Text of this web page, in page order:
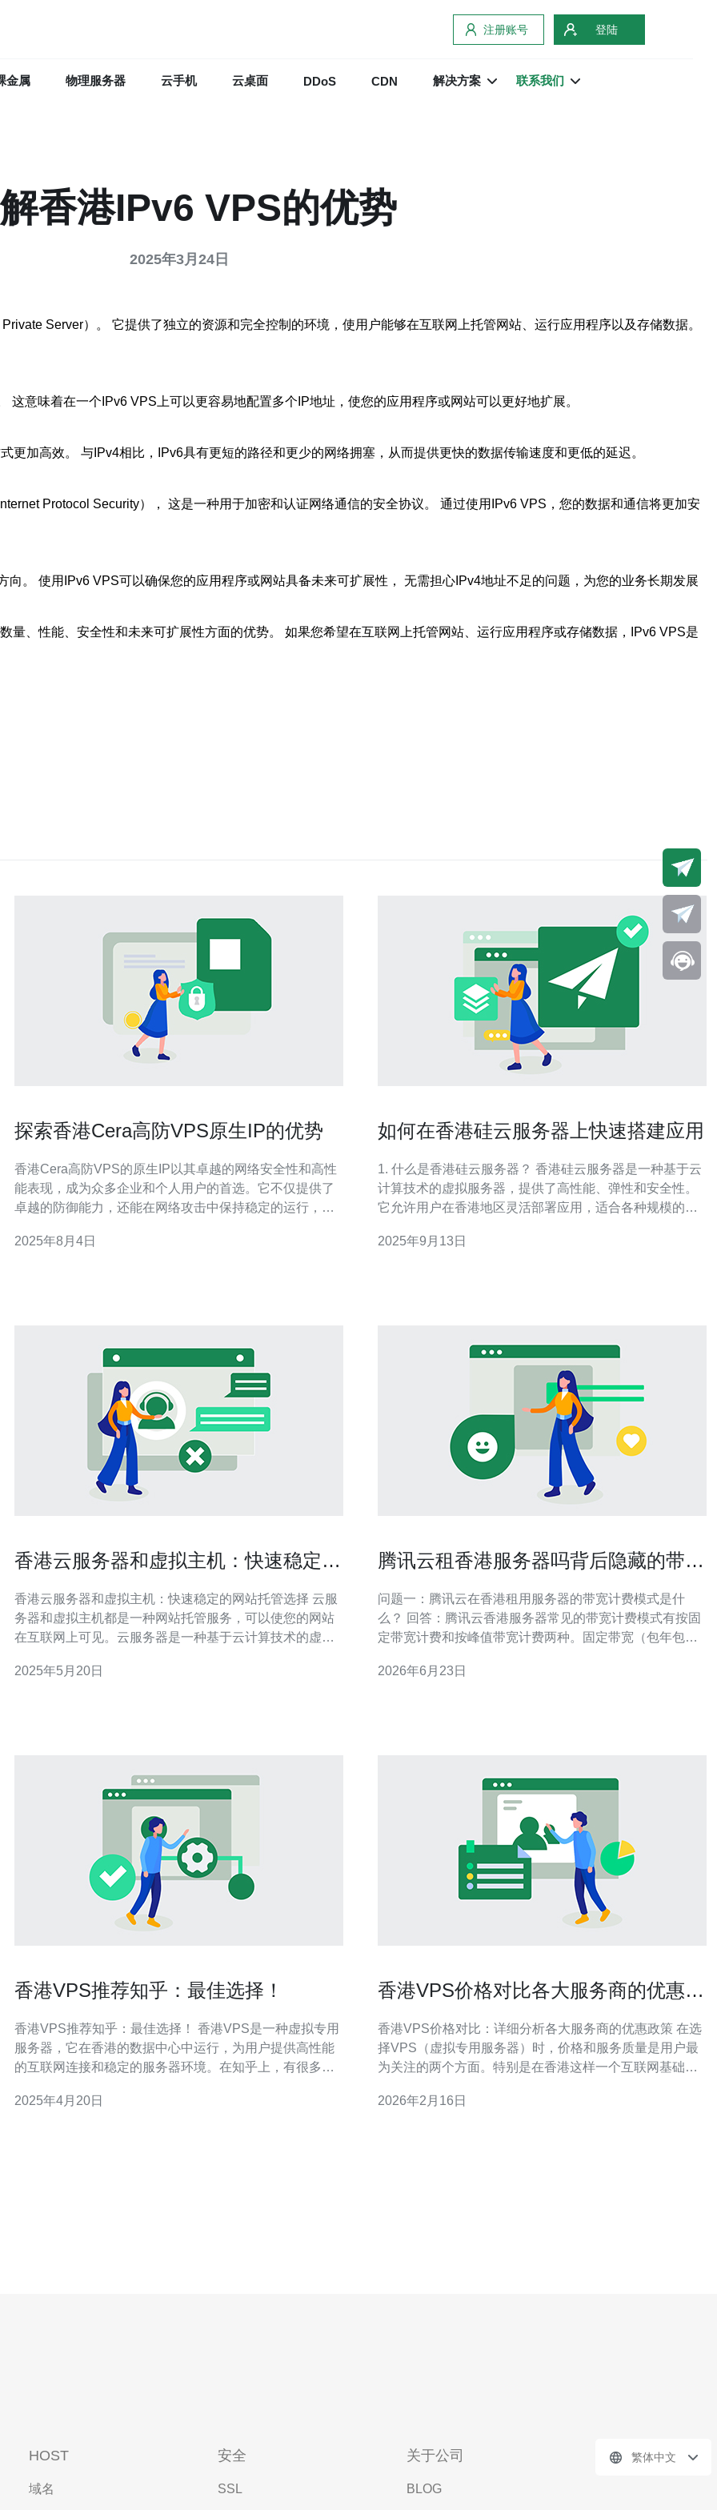
注册账号 登陆
金属 物理服务器 云手机 云桌面 DDoS CDN 解决方案 联系我们
香港IPv6 VPS的优势
2025年3月24日
Server）。 它提供了独立的资源和完全控制的环境，使用户能够在互联网上托管网站、运行应用程序以及存储数据。
意味着在一个IPv6 VPS上可以更容易地配置多个IP地址，使您的应用程序或网站可以更好地扩展。
更加高效。 与IPv4相比，IPv6具有更短的路径和更少的网络拥塞，从而提供更快的数据传输速度和更低的延迟。
Protocol Security）， 这是一种用于加密和认证网络通信的安全协议。 通过使用IPv6 VPS，您的数据和通信将更加安
。 使用IPv6 VPS可以确保您的应用程序或网站具备未来可扩展性， 无需担心IPv4地址不足的问题，为您的业务长期发展
量、性能、安全性和未来可扩展性方面的优势。 如果您希望在互联网上托管网站、运行应用程序或存储数据，IPv6 VPS是
探索香港Cera高防VPS原生IP的优势
香港Cera高防VPS的原生IP以其卓越的网络安全性和高性
能表现，成为众多企业和个人用户的首选。它不仅提供了
卓越的防御能力，还能在网络攻击中保持稳定的运行，确
质提供商，凭借其强大的技术支持和完善的客户服务，为
2025年8月4日
如何在香港硅云服务器上快速搭建应用
1. 什么是香港硅云服务器？ 香港硅云服务器是一种基于云
计算技术的虚拟服务器，提供了高性能、弹性和安全性。
它允许用户在香港地区灵活部署应用，适合各种规模的企
更高的可扩展性，用户可以根据需求动态调整资源配置。
2025年9月13日
香港云服务器和虚拟主机：快速稳定的
香港云服务器和虚拟主机：快速稳定的网站托管选择 云服
务器和虚拟主机都是一种网站托管服务，可以使您的网站
在互联网上可见。云服务器是一种基于云计算技术的虚拟
务器资源划分为多个虚拟主机供不同用户使用的一种托管
2025年5月20日
腾讯云租香港服务器吗背后隐藏的带宽
问题一：腾讯云在香港租用服务器的带宽计费模式是什
么？ 回答：腾讯云香港服务器常见的带宽计费模式有按固
定带宽计费和按峰值带宽计费两种。固定带宽（包年包
（按95/最大值）或按使用流量计费，适合波动性大的应
2026年6月23日
香港VPS推荐知乎：最佳选择！
香港VPS推荐知乎：最佳选择！ 香港VPS是一种虚拟专用
服务器，它在香港的数据中心中运行，为用户提供高性能
的互联网连接和稳定的服务器环境。在知乎上，有很多讨
和推荐。本文将介绍一些在知乎上被广泛推荐的香港VPS
2025年4月20日
香港VPS价格对比各大服务商的优惠政
香港VPS价格对比：详细分析各大服务商的优惠政策 在选
择VPS（虚拟专用服务器）时，价格和服务质量是用户最
为关注的两个方面。特别是在香港这样一个互联网基础设
吸引用户的目光。本文将为您详细对比香港VPS的价格以
2026年2月16日
HOST
域名
安全
SSL
关于公司
BLOG
繁体中文